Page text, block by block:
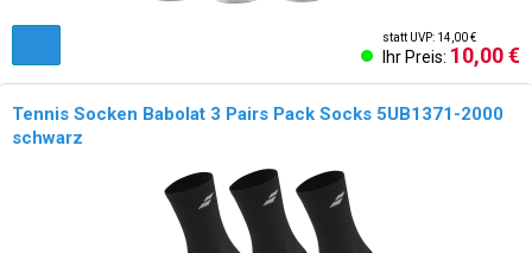
statt UVP: 14,00 €
Ihr Preis: 10,00 €
Tennis Socken Babolat 3 Pairs Pack Socks 5UB1371-2000
schwarz